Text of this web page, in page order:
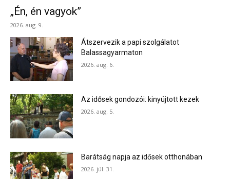
„Én, én vagyok”
2026. aug. 9.
Átszervezik a papi szolgálatot
Balassagyarmaton
2026. aug. 6.
Az idősek gondozói: kinyújtott kezek
2026. aug. 5.
Barátság napja az idősek otthonában
2026. júl. 31.